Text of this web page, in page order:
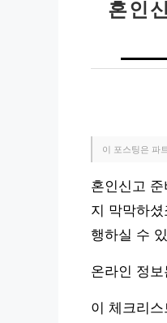
혼인
이 포스팅은 파
혼인신고
지 막막하
행하실 수
온라인 정
이 체크리